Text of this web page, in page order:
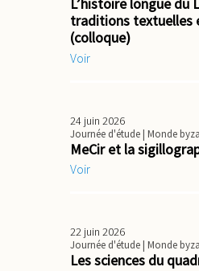
L’histoire longue du
traditions textuelles
(colloque)
Voir
24 juin 2026
Journée d'étude| Monde
MeCir et la
Voir
22 juin 2026
Journée d'étude| Monde
Les sciences du